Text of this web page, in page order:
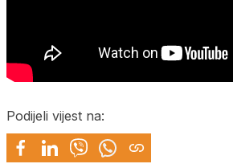
Podijeli vijest na: